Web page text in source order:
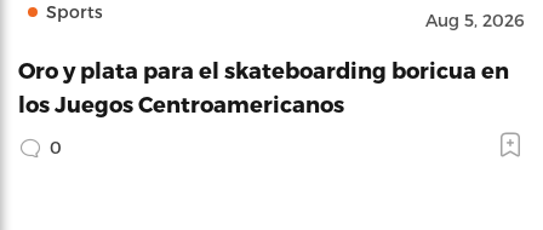
Sports Aug 5, 2026
Oro y plata para el skateboarding boricua en
los Juegos Centroamericanos
0